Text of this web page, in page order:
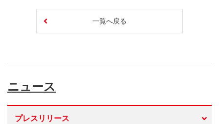
一覧へ戻る
ニュース
プレスリリース